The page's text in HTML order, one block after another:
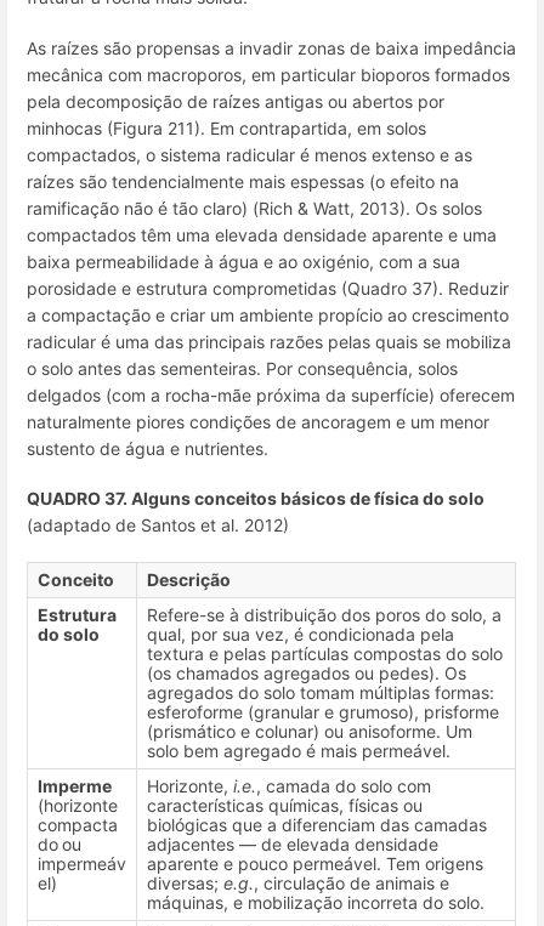
As raízes são propensas a invadir zonas de baixa impedância
mecânica com macroporos, em particular bioporos formados
pela decomposição de raízes antigas ou abertos por
minhocas (Figura 211). Em contrapartida, em solos
compactados, o sistema radicular é menos extenso e as
raízes são tendencialmente mais espessas (o efeito na
ramificação não é tão claro) (Rich & Watt, 2013). Os solos
compactados têm uma elevada densidade aparente e uma
baixa permeabilidade à água e ao oxigénio, com a sua
porosidade e estrutura comprometidas (Quadro 37). Reduzir
a compactação e criar um ambiente propício ao crescimento
radicular é uma das principais razões pelas quais se mobiliza
o solo antes das sementeiras. Por consequência, solos
delgados (com a rocha-mãe próxima da superfície) oferecem
naturalmente piores condições de ancoragem e um menor
sustento de água e nutrientes.
QUADRO 37. Alguns conceitos básicos de física do solo
(adaptado de Santos et al. 2012)
Conceito
Descrição
Estrutura
do solo
Refere-se à distribuição dos poros do solo, a
qual, por sua vez, é condicionada pela
textura e pelas partículas compostas do solo
(os chamados agregados ou pedes). Os
agregados do solo tomam múltiplas formas:
esferoforme (granular e grumoso), prisforme
(prismático e colunar) ou anisoforme. Um
solo bem agregado é mais permeável.
Imperme
(horizonte
compacta
doou
impermeáv
el)
Horizonte, i.e., camada do solo com
características químicas, físicas ou
biológicas que a diferenciam das camadas
adjacentes — de elevada densidade
aparente e pouco permeável. Tem origens
diversas; e.g., circulação de animais e
máquinas, e mobilização incorreta do solo.